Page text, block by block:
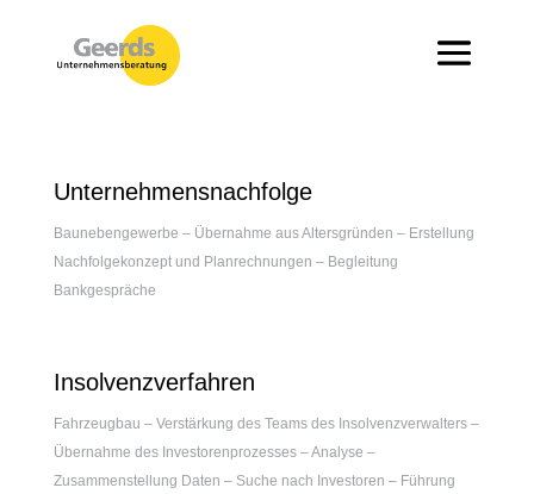
Unternehmensnachfolge
Baunebengewerbe – Übernahme aus Altersgründen – Erstellung
Nachfolgekonzept und Planrechnungen – Begleitung
Bankgespräche
Insolvenzverfahren
Fahrzeugbau – Verstärkung des Teams des Insolvenzverwalters –
Übernahme des Investorenprozesses – Analyse –
Zusammenstellung Daten – Suche nach Investoren – Führung